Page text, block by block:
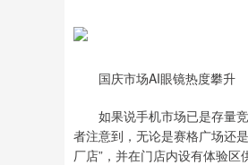
国庆市场AI眼镜热度攀升
如果说手机市场已是存量竞
者注意到，无论是赛格广场还
厂店”，并在门店内设有体验区